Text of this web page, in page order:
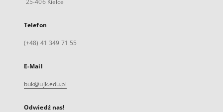
25-406 Kielce
Telefon
(+48) 41 349 71 55
E-Mail
buk@ujk.edu.pl
Odwiedź nas!